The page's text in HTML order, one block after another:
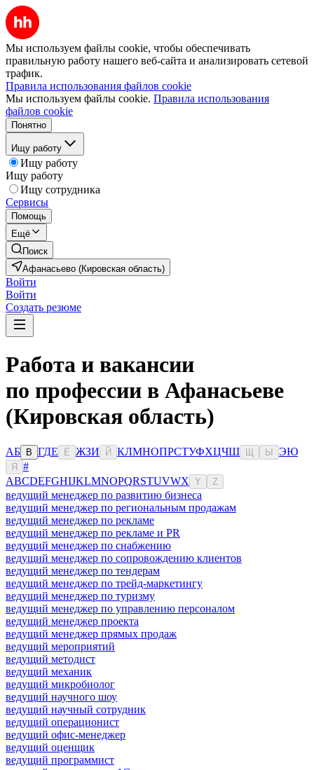
Мы используем файлы cookie, чтобы обеспечивать
правильную работу нашего веб-сайта и анализировать сетевой
трафик.
Правила использования файлов cookie
Мы используем файлы cookie. Правила использования
файлов cookie
Понятно
Ищу работу
Ищу работу
Ищу работу
Ищу сотрудника
Сервисы
Помощь
Ещё
Поиск
Афанасьево (Кировская область)
Войти
Войти
Создать резюме
Работа и вакансии
по профессии в Афанасьеве
(Кировская область)
АБ В ГДЕ Ё ЖЗИ Й КЛМНОПРСТУФХЦЧШ Ы ЭЮ
Я
#
ABCDEFGHIJKLMNOPQRSTUVWX Y Z
ведущий менеджер по развитию бизнеса
ведущий менеджер по региональным продажам
ведущий менеджер по рекламе
ведущий менеджер по рекламе и PR
ведущий менеджер по снабжению
ведущий менеджер по сопровождению клиентов
ведущий менеджер по тендерам
ведущий менеджер по трейд-маркетингу
ведущий менеджер по туризму
ведущий менеджер по управлению персоналом
ведущий менеджер проекта
ведущий менеджер прямых продаж
ведущий мероприятий
ведущий методист
ведущий механик
ведущий микробиолог
ведущий научного шоу
ведущий научный сотрудник
ведущий операционист
ведущий офис-менеджер
ведущий оценщик
ведущий программист